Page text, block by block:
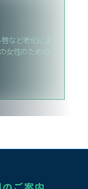
など老化によ
女性のための